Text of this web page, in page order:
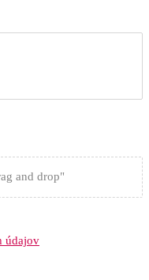
and drop"
údajov